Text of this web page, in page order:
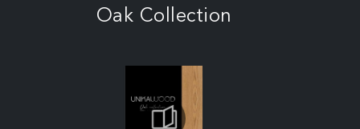
Oak Collection